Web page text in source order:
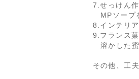
7.せっけん
MPソープ
8.インテリ
9.フランス
溶かした蜜
その他、工